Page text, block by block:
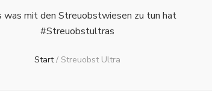
mit den Streuobstwiesen zu tun hat
#Streuobstultras
Start / Streuobst Ultra